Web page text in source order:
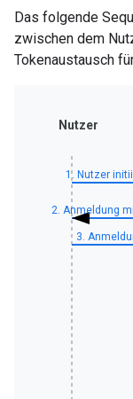
Das folgende
zwischen dem
Tokenaustausch
Nutzer
1. Nutzer
2. Anmeldung
3.